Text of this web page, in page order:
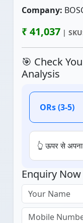
Company:
₹ 41,037 |
🎯 Check
Analysis
ORs (3-5)
👆 ऊपर से
Enquiry Now